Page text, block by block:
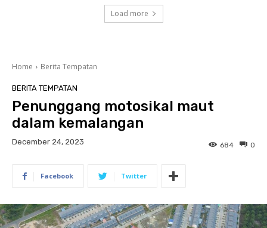
Load more